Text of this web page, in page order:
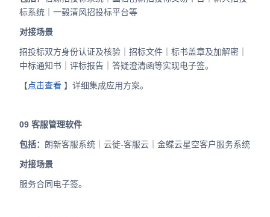
标系统｜一毂清风招投标平台等
对接场景
招投标双方身份认证及核验｜招标文件｜标书盖章及加解密｜
中标通知书｜评标报告｜答疑澄清函等实现电子签。
【点击查看 】详细集成应用方案。
09 客服管理软件
包括： 朗新客服系统｜云徙-客服云｜金蝶云星空客户服务系统
对接场景
服务合同电子签。